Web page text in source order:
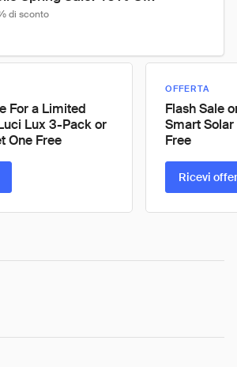
di sconto
For a Limited
Lux 3-Pack or
One Free
OFFERTA
Flash Sale
Smart Solar
Free
Ricevi